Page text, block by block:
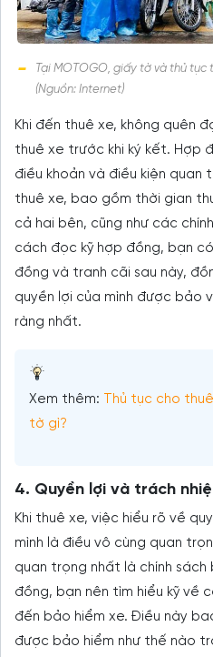
Tại MOTOGO, giấy tờ và thủ
(Nguồn: Internet)
Khi đến thuê xe, không quên
thuê xe trước khi ký kết. Hợp
điều khoản và điều kiện quan
thuê xe, bao gồm thời gian
cả hai bên, cũng như các
cách đọc kỹ hợp đồng, bạn
đồng và tranh cãi sau này,
quyền lợi của mình được bảo
ràng nhất.
Xem thêm:
Thủ tục cho
tờ gì?
4. Quyền lợi và trách
Khi thuê xe, việc hiểu rõ về
mình là điều vô cùng quan
quan trọng nhất là chính sách
đồng, bạn nên tìm hiểu kỹ về
đến bảo hiểm xe. Điều này
được bảo hiểm như thế nào